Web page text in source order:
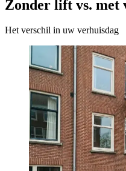
Zonder lift vs. met
Het verschil in uw verhuisdag